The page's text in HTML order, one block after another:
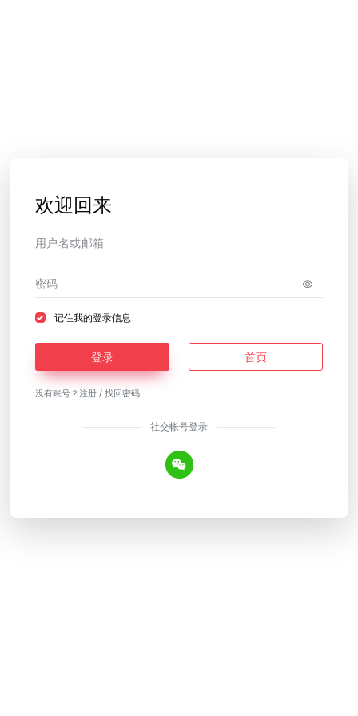
欢迎回来
记住我的登录信息
登录 首页
没有账号？ 注册 / 找回密码
社交帐号登录